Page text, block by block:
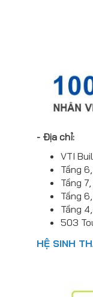
- Địa chỉ:
VTI
Tầng
Tầng
Tầng
Tầng
503
HỆ SINH